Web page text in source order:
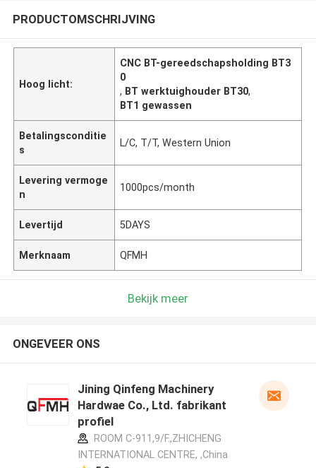
PRODUCTOMSCHRIJVING
Hoog licht:
CNC BT-gereedschapsholding BT3
0
, BT werktuighouder BT30,
BT1 gewassen
Betalingsconditie
s
L/C, T/T, Western Union
Levering vermoge
n
1000pcs/month
Levertijd 5DAYS
Merknaam QFMH
Bekijk meer
ONGEVEER ONS
Jining Qinfeng Machinery
Hardwae Co., Ltd. fabrikant
profiel
ROOM C-911,9/F.,ZHICHENG
INTERNATIONAL CENTRE, ,China